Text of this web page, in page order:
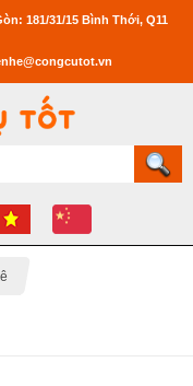
181/31/15 Bình Thới, Q11